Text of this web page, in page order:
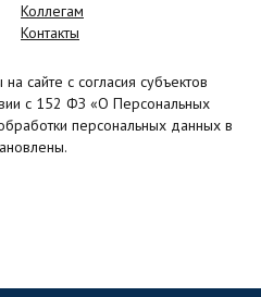
Коллегам
Контакты
сайте с согласия субъектов
с 152 ФЗ «О Персональных
персональных данных в